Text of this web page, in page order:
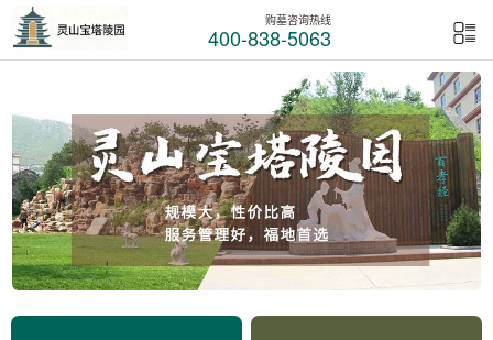
购墓咨询热线
400-838-5063